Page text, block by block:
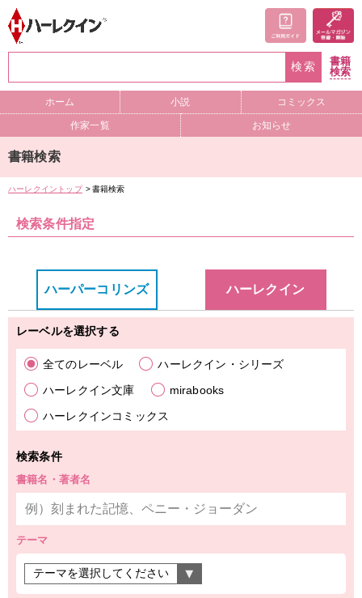
検索
書籍
検索
ホーム 小説 コミックス
作家一覧 お知らせ
書籍検索
ハーレクイントップ 書籍検索
検索条件指定
ハーパーコリンズ ハーレクイン
レーベルを選択する
全てのレーベル
ハーレクイン・シリーズ
ハーレクイン文庫
mirabooks
ハーレクインコミックス
検索条件
書籍名・著者名
テーマ